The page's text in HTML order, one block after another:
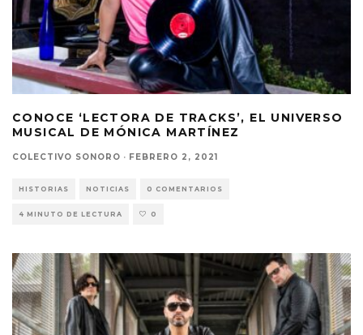
CONOCE ‘LECTORA DE TRACKS’, EL UNIVERSO
MUSICAL DE MÓNICA MARTÍNEZ
COLECTIVO SONORO · FEBRERO 2, 2021
HISTORIAS NOTICIAS 0 COMENTARIOS
4 MINUTO DE LECTURA 0